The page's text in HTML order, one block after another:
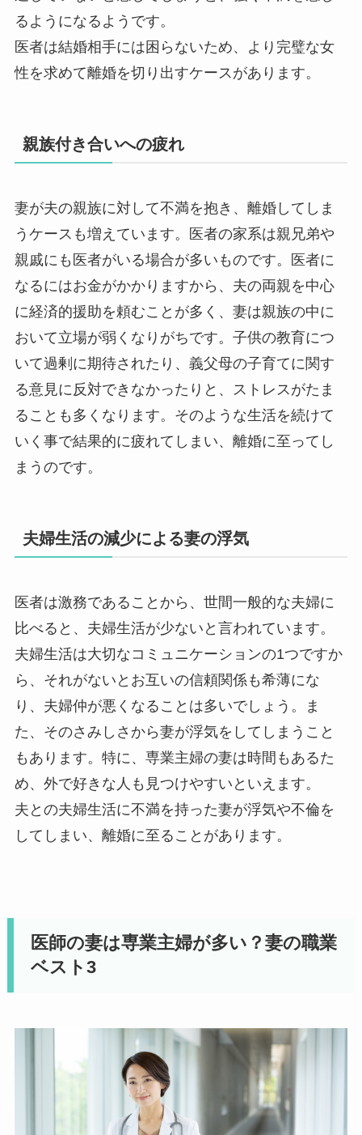
るようになるようです。
医者は結婚相手には困らないため、より完璧な女
性を求めて離婚を切り出すケースがあります。
親族付き合いへの疲れ
妻が夫の親族に対して不満を抱き、離婚してしま
うケースも増えています。医者の家系は親兄弟や
親戚にも医者がいる場合が多いものです。医者に
なるにはお金がかかりますから、夫の両親を中心
に経済的援助を頼むことが多く、妻は親族の中に
おいて立場が弱くなりがちです。子供の教育につ
いて過剰に期待されたり、義父母の子育てに関す
る意見に反対できなかったりと、ストレスがたま
ることも多くなります。そのような生活を続けて
いく事で結果的に疲れてしまい、離婚に至ってし
まうのです。
夫婦生活の減少による妻の浮気
医者は激務であることから、世間一般的な夫婦に
比べると、夫婦生活が少ないと言われています。
夫婦生活は大切なコミュニケーションの1つですか
ら、それがないとお互いの信頼関係も希薄にな
り、夫婦仲が悪くなることは多いでしょう。ま
た、そのさみしさから妻が浮気をしてしまうこと
もあります。特に、専業主婦の妻は時間もあるた
め、外で好きな人も見つけやすいといえます。
夫との夫婦生活に不満を持った妻が浮気や不倫を
してしまい、離婚に至ることがあります。
医師の妻は専業主婦が多い？妻の職業
ベスト3